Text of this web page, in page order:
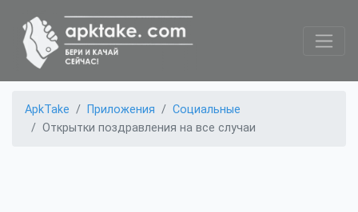
ApkTake Приложения
Социальные
Открытки поздравления на все случаи